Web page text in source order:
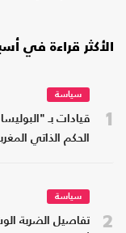
الأكثر قراءة في
1
سياسة
قيادات بـ
الحكم الذاتي
2
سياسة
تفاصيل الضربة